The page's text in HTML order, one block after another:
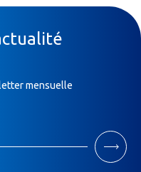
mensuelle